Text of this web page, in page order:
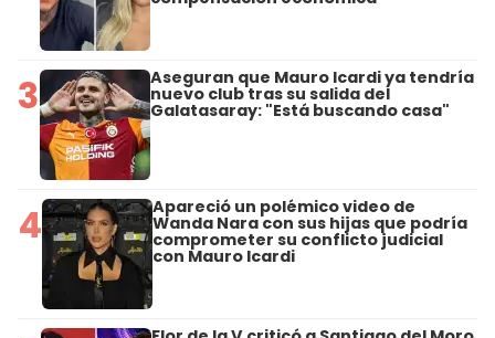
3 Aseguran que Mauro Icardi ya tendría
nuevo club tras su salida del
Galatasaray: "Está buscando casa"
4 Apareció un polémico video de
Wanda Nara con sus hijas que podría
comprometer su conflicto judicial
con Mauro Icardi